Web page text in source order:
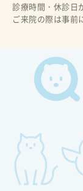
診療時間・休診日
ご来院の際は事前